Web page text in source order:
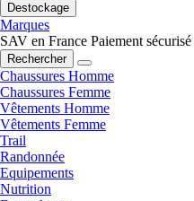
Destockage
Marques
SAV en France Paiement sécurisé
Rechercher
Chaussures Homme
Chaussures Femme
Vêtements Homme
Vêtements Femme
Trail
Randonnée
Equipements
Nutrition